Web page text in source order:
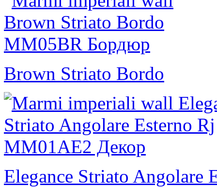
Brown Striato Bordo
Elegance Striato Angolare